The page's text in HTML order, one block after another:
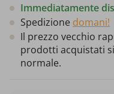
Immediatamente
Spedizione domani!
Il prezzo vecchio
prodotti acquistati
normale.